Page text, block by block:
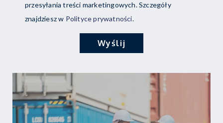
przesyłania treści marketingowych. Szczegóły
znajdziesz w Polityce prywatności.
Wyślij